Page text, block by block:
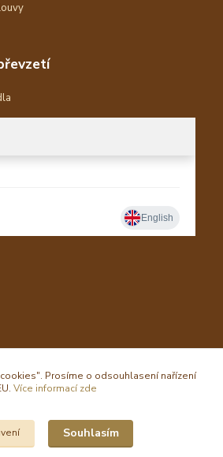
Prosíme o odsouhlasení nařízení
Více informací zde
Souhlasím